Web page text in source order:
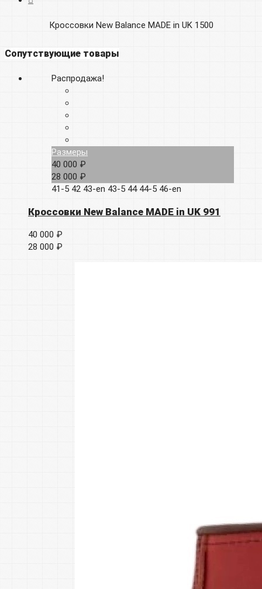
Кроссовки New Balance MADE in UK 1500
Сопутствующие товары
Распродажа!
Размеры
40 000 ₽
28 000 ₽
41-5 42 43-en 43-5 4444-5 46-en
Кроссовки New Balance MADE in UK 991
40 000 ₽
28 000 ₽